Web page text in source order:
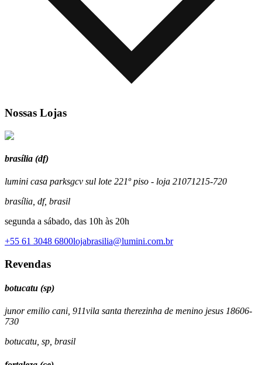
Nossas Lojas
brasília (df)
lumini casa parksgcv sul lote 221º piso - loja 21071215-720
brasília df, brasil
segunda a sábado, das 10h às 20h
+55 61 3048 6800lojabrasilia@lumini.com.br
Revendas
botucatu (sp)
junor emilio cani, 911vila santa therezinha de menino jesus 18606-
730
botucatu sp brasil